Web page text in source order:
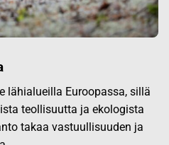
lähialueilla Euroopassa, sillä
teollisuutta ja ekologista
takaa vastuullisuuden ja